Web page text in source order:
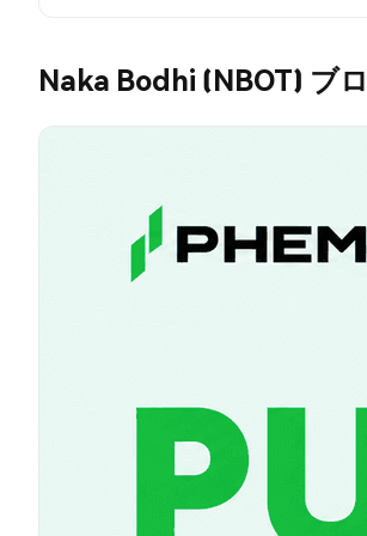
Naka Bodhi (NBOT) ブ